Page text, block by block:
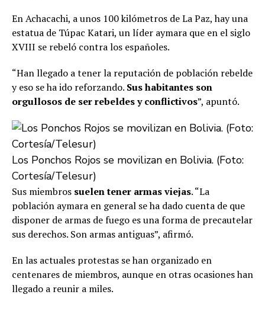
En Achacachi, a unos 100 kilómetros de La Paz, hay una
estatua de Túpac Katari, un líder aymara que en el siglo
XVIII se rebeló contra los españoles.
“Han llegado a tener la reputación de población rebelde
y eso se ha ido reforzando. Sus habitantes son
orgullosos de ser rebeldes y conflictivos”, apuntó.
Los Ponchos Rojos se movilizan en Bolivia. (Foto:
Cortesía/Telesur)
Sus miembros suelen tener armas viejas. “La
población aymara en general se ha dado cuenta de que
disponer de armas de fuego es una forma de precautelar
sus derechos. Son armas antiguas”, afirmó.
En las actuales protestas se han organizado en
centenares de miembros, aunque en otras ocasiones han
llegado a reunir a miles.